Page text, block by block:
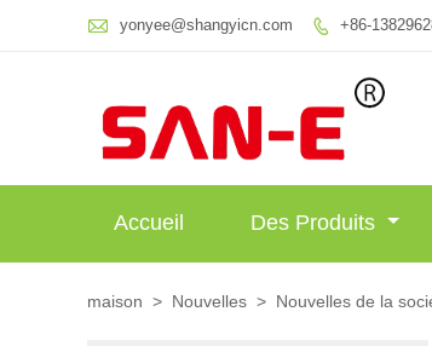
 yonyee@shangyicn.com  +86-
Accueil Des Produits
maison > Nouvelles > Nouvelles de la